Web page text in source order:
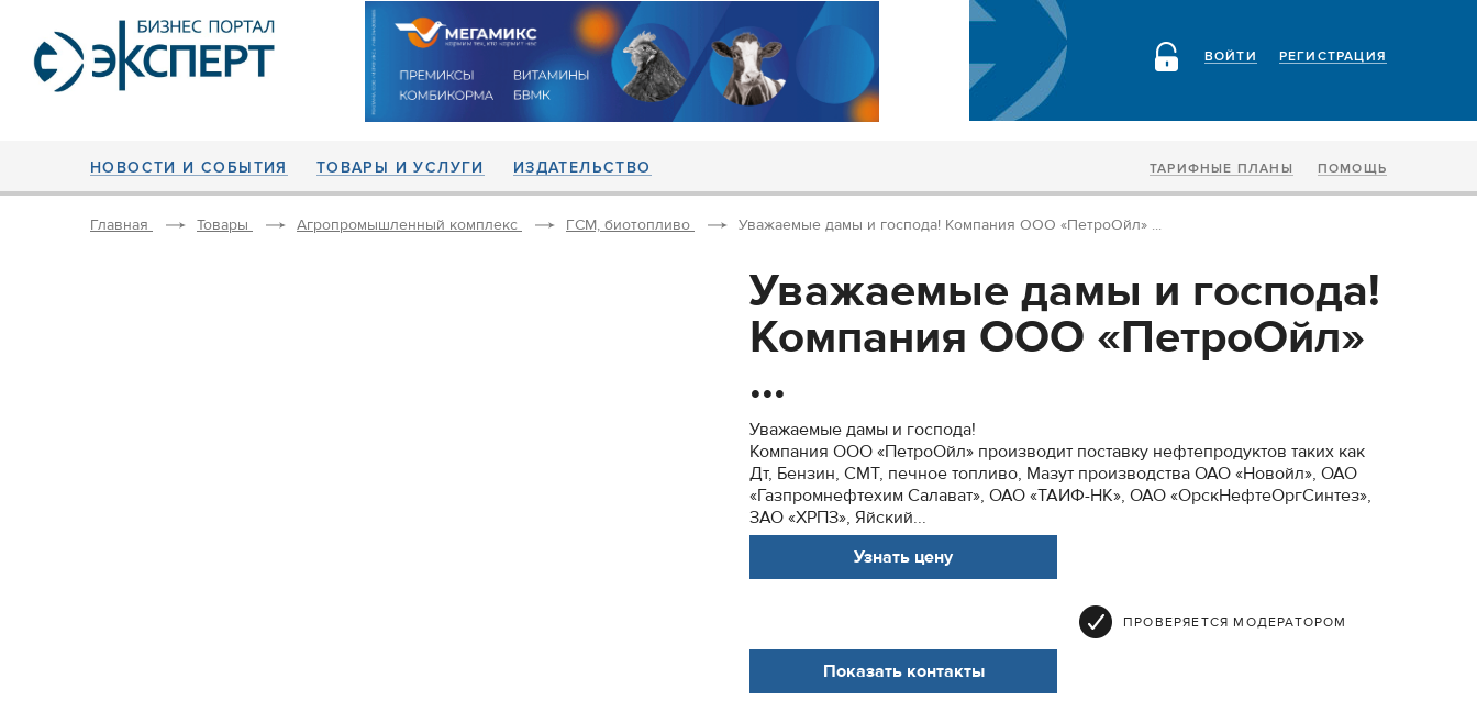
РЕГИСТРАЦИЯ
ВОЙТИ
НОВОСТИ И СОБЫТИЯ ТОВАРЫ И УСЛУГИ ИЗДАТЕЛЬСТВО ТАРИФНЫЕ ПЛАНЫ ПОМОЩЬ
Главная Товары Агропромышленный комплекс ГСМ, биотопливо Уважаемые дамы и господа! Компания ООО «ПетроОйл» ...
Уважаемые дамы и господа!
Компания ООО «ПетроОйл»
...
Уважаемые дамы и господа!
Компания ООО «ПетроОйл» производит поставку нефтепродуктов таких как
Дт, Бензин, СМТ, печное топливо, Мазут производства ОАО «Новойл», ОАО
«Газпромнефтехим Салават», ОАО «ТАИФ-НК», ОАО «ОрскНефтеОргСинтез»,
ЗАО «ХРПЗ», Яйский...
Узнать цену
ПРОВЕРЯЕТСЯ МОДЕРАТОРОМ
Показать контакты